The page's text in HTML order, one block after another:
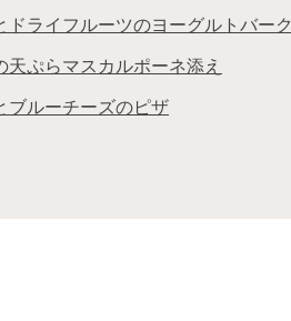
ライフルーツのヨーグルトバーク
ぷらマスカルポーネ添え
ブルーチーズのピザ